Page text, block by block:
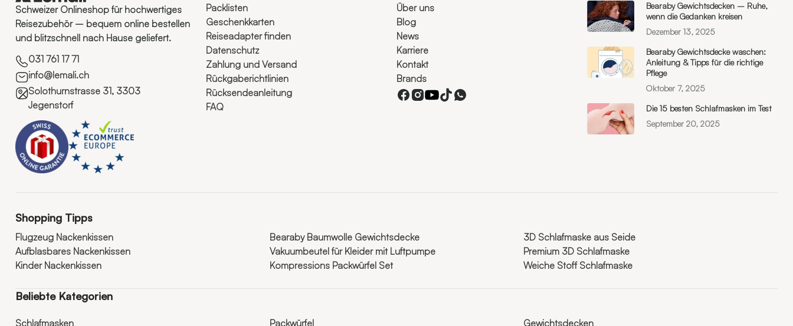
Schweizer Onlineshop für hochwertiges
Reisezubehör – bequem online bestellen
und blitzschnell nach Hause geliefert.
031 761 17 71
info@lemali.ch
Solothurnstrasse 31, 3303
Jegenstorf
Packlisten
Geschenkkarten
Reiseadapter finden
Datenschutz
Zahlung und Versand
Rückgaberichtlinien
Rücksendeanleitung
FAQ
Über uns
Blog
News
Karriere
Kontakt
Brands
Bearaby Gewichtsdecken – Ruhe,
wenn die Gedanken kreisen
Dezember 13, 2025
Bearaby Gewichtsdecke waschen:
Anleitung & Tipps für die richtige
Pflege
Oktober 7, 2025
Die 15 besten Schlafmasken im Test
September 20, 2025
Shopping Tipps
Flugzeug Nackenkissen
Aufblasbares Nackenkissen
Kinder Nackenkissen
Bearaby Baumwolle Gewichtsdecke
Vakuumbeutel für Kleider mit Luftpumpe
Kompressions Packwürfel Set
3D Schlafmaske aus Seide
Premium 3D Schlafmaske
Weiche Stoff Schlafmaske
Beliebte Kategorien
Schlafmasken Packwürfel Gewichtsdecken